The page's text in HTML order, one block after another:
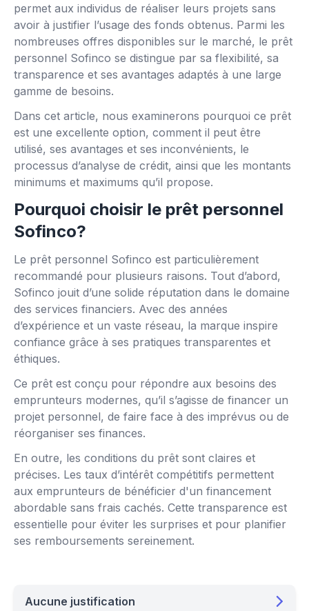
permet aux individus de réaliser leurs projets sans
avoir à justifier l’usage des fonds obtenus. Parmi les
nombreuses offres disponibles sur le marché, le prêt
personnel Sofinco se distingue par sa flexibilité, sa
transparence et ses avantages adaptés à une large
gamme de besoins.
Dans cet article, nous examinerons pourquoi ce prêt
est une excellente option, comment il peut être
utilisé, ses avantages et ses inconvénients, le
processus d’analyse de crédit, ainsi que les montants
minimums et maximums qu’il propose.
Pourquoi choisir le prêt personnel
Sofinco?
Le prêt personnel Sofinco est particulièrement
recommandé pour plusieurs raisons. Tout d’abord,
Sofinco jouit d’une solide réputation dans le domaine
des services financiers. Avec des années
d’expérience et un vaste réseau, la marque inspire
confiance grâce à ses pratiques transparentes et
éthiques.
Ce prêt est conçu pour répondre aux besoins des
emprunteurs modernes, qu’il s’agisse de financer un
projet personnel, de faire face à des imprévus ou de
réorganiser ses finances.
En outre, les conditions du prêt sont claires et
précises. Les taux d’intérêt compétitifs permettent
aux emprunteurs de bénéficier d'un financement
abordable sans frais cachés. Cette transparence est
essentielle pour éviter les surprises et pour planifier
ses remboursements sereinement.
Aucune justification